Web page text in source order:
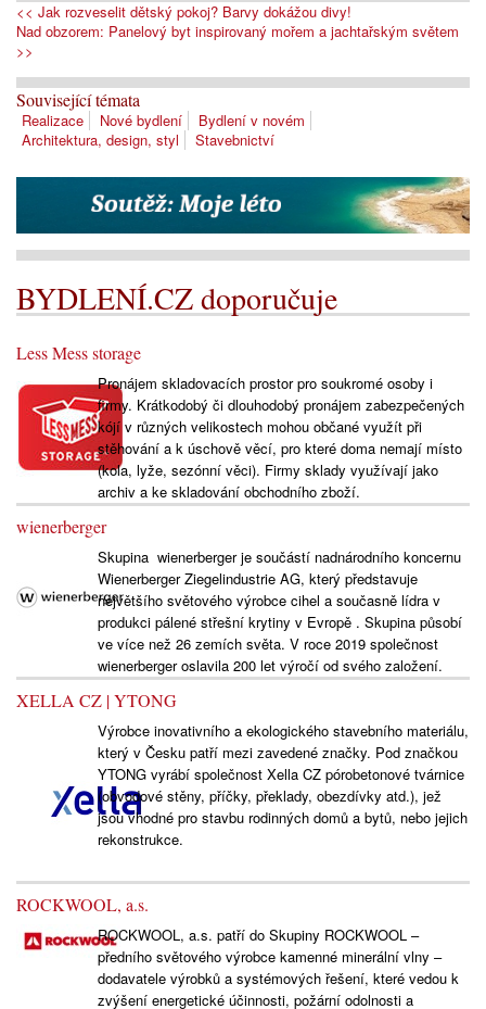
<< Jak rozveselit dětský pokoj? Barvy dokážou divy!
Nad obzorem: Panelový byt inspirovaný mořem a jachtařským světem
>>
Související témata
Realizace Nové bydlení
Bydlení v novém
Architektura, design, styl
Stavebnictví
BYDLENÍ.CZ doporučuje
Less Mess storage
Pronájem skladovacích prostor pro soukromé osoby i
firmy. Krátkodobý či dlouhodobý pronájem zabezpečených
kójí v různých velikostech mohou občané využít při
stěhování a k úschově věcí, pro které doma nemají místo
(kola, lyže, sezónní věci). Firmy sklady využívají jako
archiv a ke skladování obchodního zboží.
wienerberger
Skupina wienerberger je součástí nadnárodního koncernu
Wienerberger Ziegelindustrie AG, který představuje
největšího světového výrobce cihel a současně lídra v
produkci pálené střešní krytiny v Evropě . Skupina působí
ve více než 26 zemích světa. V roce 2019 společnost
wienerberger oslavila 200 let výročí od svého založení.
XELLA CZ | YTONG
Výrobce inovativního a ekologického stavebního materiálu,
který v Česku patří mezi zavedené značky. Pod značkou
YTONG vyrábí společnost Xella CZ pórobetonové tvárnice
(obvodové stěny, příčky, překlady, obezdívky atd.), jež
jsou vhodné pro stavbu rodinných domů a bytů, nebo jejich
rekonstrukce.
ROCKWOOL, a.s.
ROCKWOOL, a.s. patří do Skupiny ROCKWOOL –
předního světového výrobce kamenné minerální vlny –
dodavatele výrobků a systémových řešení, které vedou k
zvýšení energetické účinnosti, požární odolnosti a